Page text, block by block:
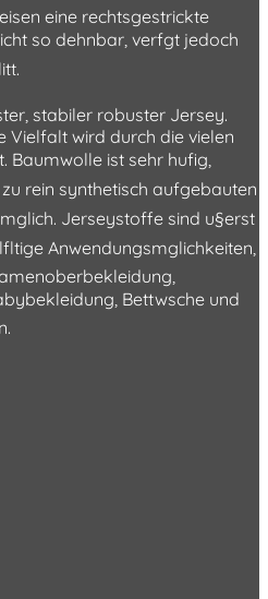
eine rechtsgestrickte
so dehnbar, verfgt jedoch
stabiler robuster Jersey.
Vielfalt wird durch die vielen
Baumwolle ist sehr hufig,
zu rein synthetisch aufgebauten
Jerseystoffe sind u§erst
Anwendungsmglichkeiten,
Bettwsche und